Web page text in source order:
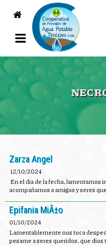
Zarza Angel
12/10/2024
En el dia de la fecha, lamentamos
acompañamos a amigos y seres
Epifania MiÃ±o
01/10/2024
Lamentablemente nos toca
pesame a seres queridos, que dios